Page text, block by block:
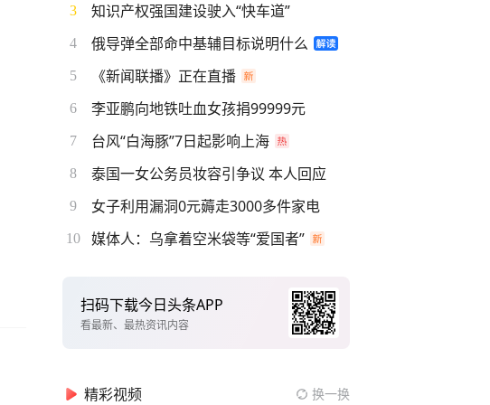
3 知识产权强国建设驶入“快车道”
4 俄导弹全部命中基辅目标说明什么
5 《新闻联播》正在直播
6 李亚鹏向地铁吐血女孩捐99999元
7 台风“白海豚”7日起影响上海
8 泰国一女公务员妆容引争议 本人回应
9 女子利用漏洞0元薅走3000多件家电
10 媒体人：乌拿着空米袋等“爱国者”
扫码下载今日头条APP
看最新、最热资讯内容
精彩视频 换一换